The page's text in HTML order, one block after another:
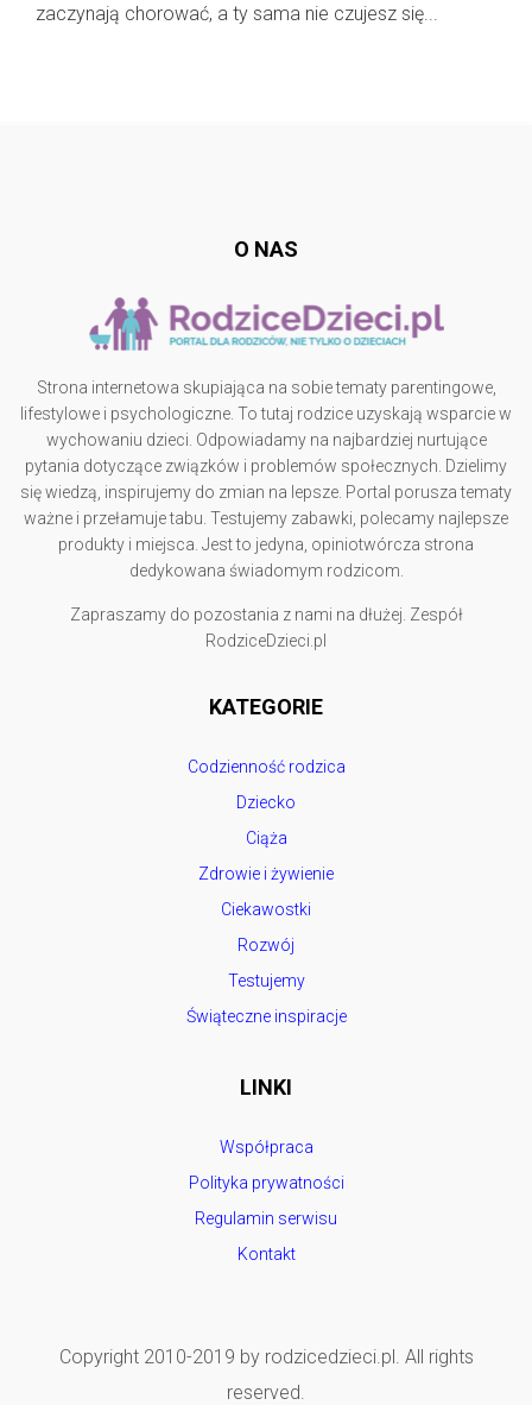
zaczynają chorować, a ty sama nie czujesz się...
O NAS
Strona internetowa skupiająca na sobie tematy parentingowe,
lifestylowe i psychologiczne. To tutaj rodzice uzyskają wsparcie w
wychowaniu dzieci. Odpowiadamy na najbardziej nurtujące
pytania dotyczące związków i problemów społecznych. Dzielimy
się wiedzą, inspirujemy do zmian na lepsze. Portal porusza tematy
ważne i przełamuje tabu. Testujemy zabawki, polecamy najlepsze
produkty i miejsca. Jest to jedyna, opiniotwórcza strona
dedykowana świadomym rodzicom.
Zapraszamy do pozostania z nami na dłużej. Zespół
RodziceDzieci.pl
KATEGORIE
Codzienność rodzica
Dziecko
Ciąża
Zdrowie i żywienie
Ciekawostki
Rozwój
Testujemy
Świąteczne inspiracje
LINKI
Współpraca
Polityka prywatności
Regulamin serwisu
Kontakt
Copyright 2010-2019 by rodzicedzieci.pl. All rights
reserved.